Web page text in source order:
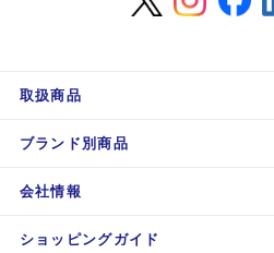
取扱商品
ブランド別商品
会社情報
ショッピングガイド